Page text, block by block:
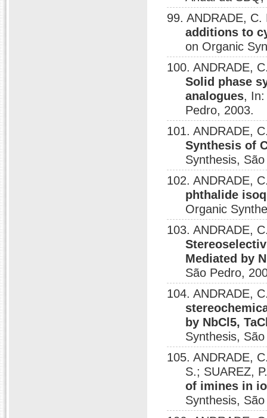
99. ANDRADE,
additions to
on Organic
100. ANDRADE,
Solid phase
analogues, In:
Pedro, 2003.
101. ANDRADE,
Synthesis of
Synthesis,
102. ANDRADE,
phthalide
Organic
103. ANDRADE,
Mediated by
São Pedro,
104. ANDRADE,
by NbCl5,
Synthesis,
105. ANDRADE,
S.; SUAREZ,
of imines in
Synthesis,